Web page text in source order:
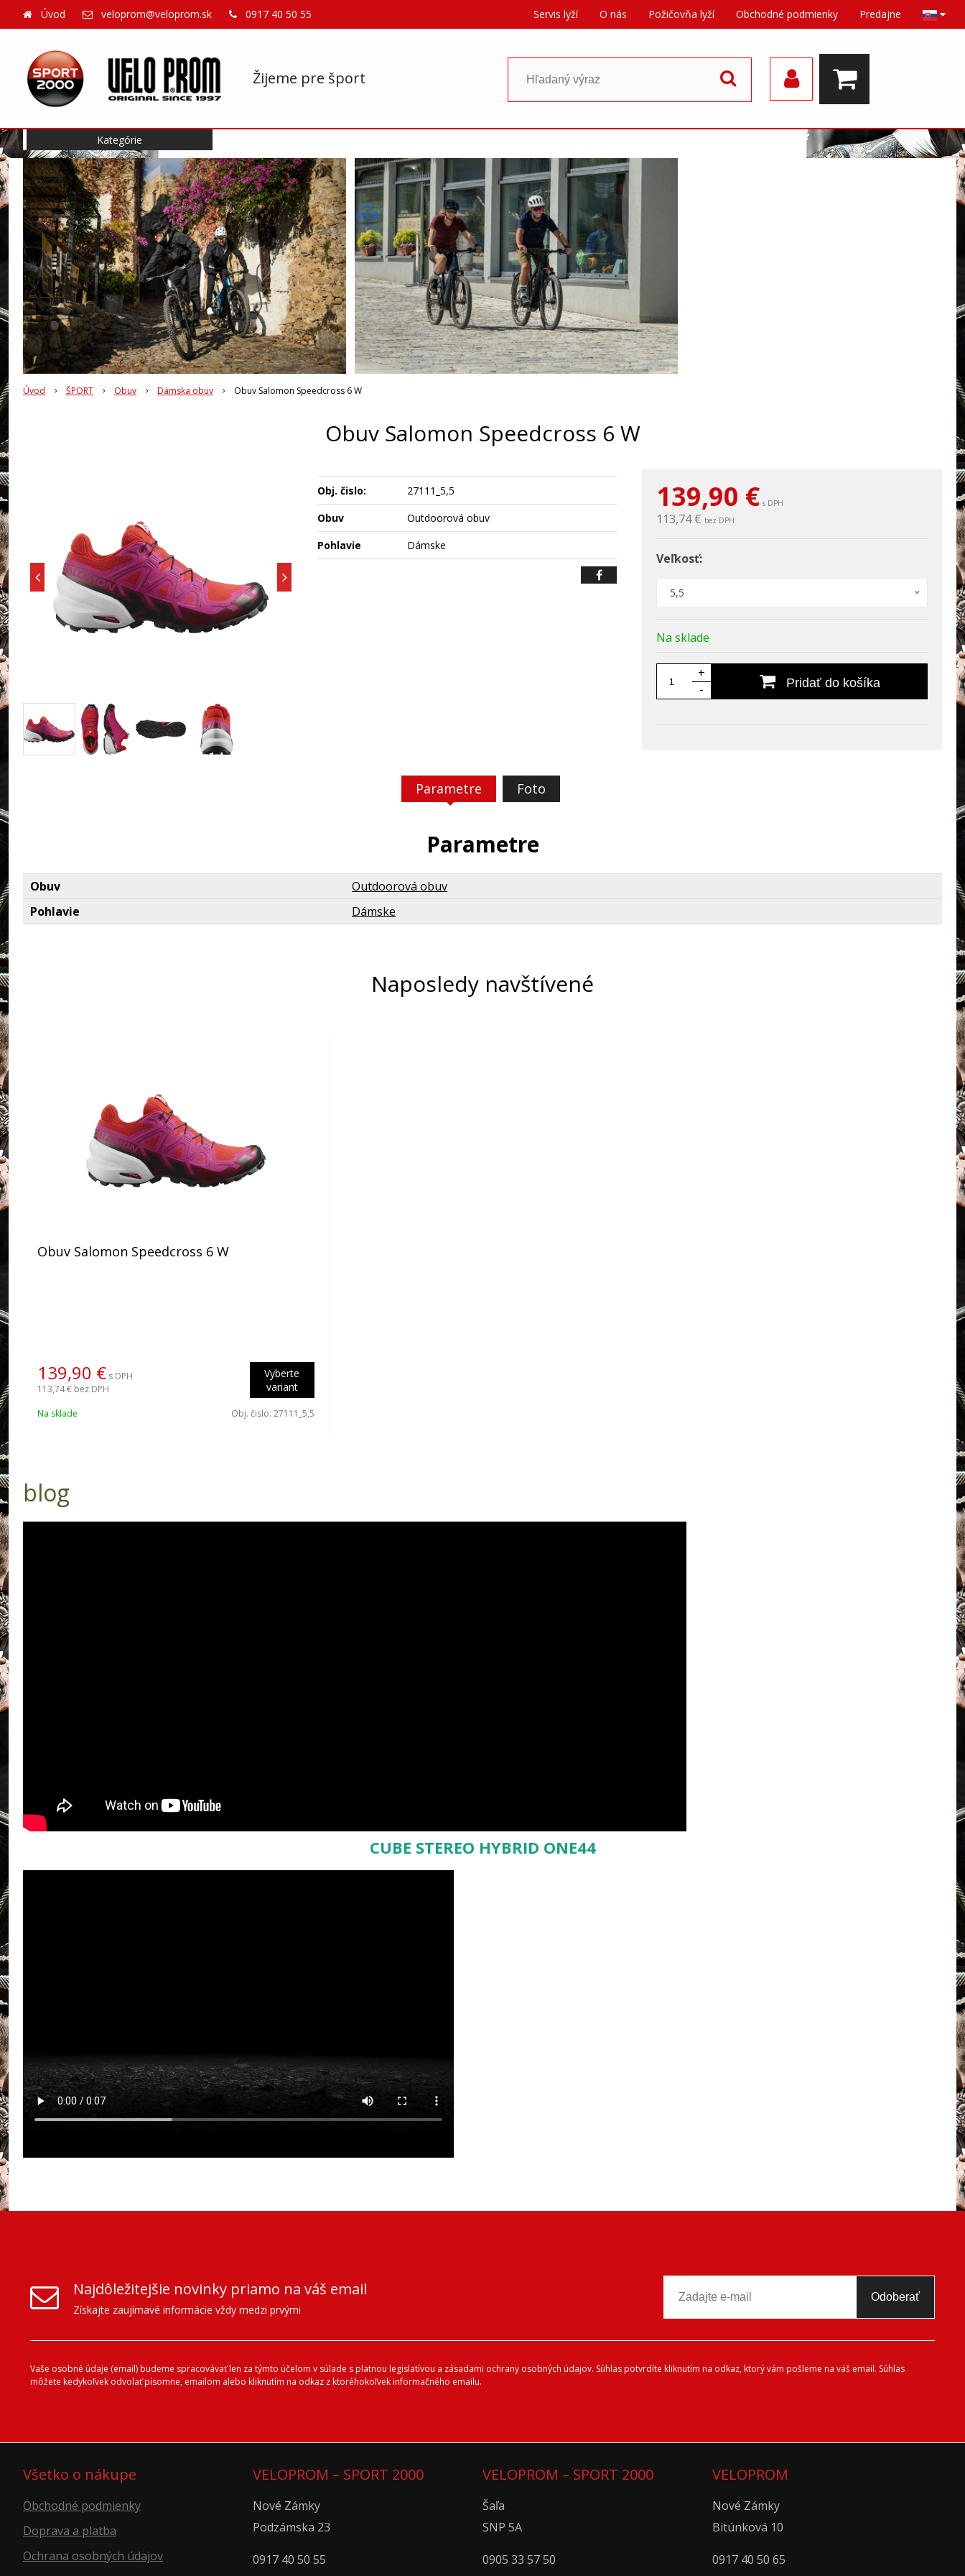
Žijeme pre šport
Úvod veloprom@veloprom.sk 0917 40 50 55 Servis lyží O nás Požičovňa lyží Obchodné podmienky Predajne
Úvod ŠPORT Obuv Dámska obuv Obuv Salomon Speedcross 6 W
Obuv Salomon Speedcross 6 W
139,90 € s DPH
113,74 € bez DPH
Veľkosť:
5,5
Na sklade
+
-
Pridať do košíka
Obj. čislo:
27111_5,5
Obuv
Outdoorová obuv
Pohlavie
Dámske
Parametre Foto
Parametre
Obuv
Outdoorová obuv
Pohlavie
Dámske
Naposledy navštívené
Obuv Salomon Speedcross 6 W
139,90 € s DPH
113,74 € bez DPH
Vyberte
variant
Na sklade Obj. čislo: 27111_5,5
blog
CUBE STEREO HYBRID ONE44
Kategórie
Najdôležitejšie novinky priamo na váš email
Získajte zaujímavé informácie vždy medzi prvými
Odoberať
Vaše osobné údaje (email) budeme spracovávať len za týmto účelom v súlade s platnou legislatívou a zásadami ochrany osobných údajov. Súhlas potvrdíte kliknutím na odkaz, ktorý vám pošleme na váš email. Súhlas
môžete kedykoľvek odvolať písomne, emailom alebo kliknutím na odkaz z ktoréhokoľvek informačného emailu.
Všetko o nákupe
Obchodné podmienky
Doprava a platba
Ochrana osobných údajov
VELOPROM – SPORT 2000
Nové Zámky
Podzámska 23
0917 40 50 55
VELOPROM – SPORT 2000
Šaľa
SNP 5A
0905 33 57 50
VELOPROM
Nové Zámky
Bitúnková 10
0917 40 50 65